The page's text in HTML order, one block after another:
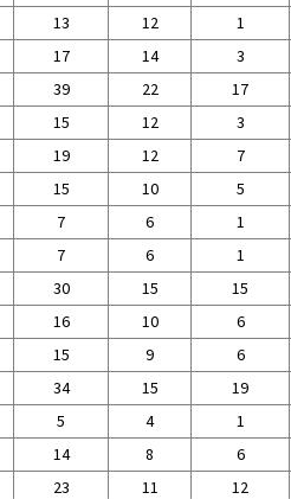
13 12 1
17 14 3
39 22 17
15 12 3
19 12 7
15 10 5
7 6 1
7 6 1
30 15 15
16 10 6
15 9 6
34 15 19
5 4 1
14 8 6
23 11 12